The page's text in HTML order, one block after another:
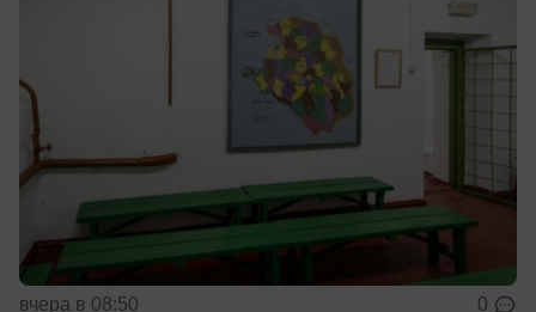
вчера в 08:50 0